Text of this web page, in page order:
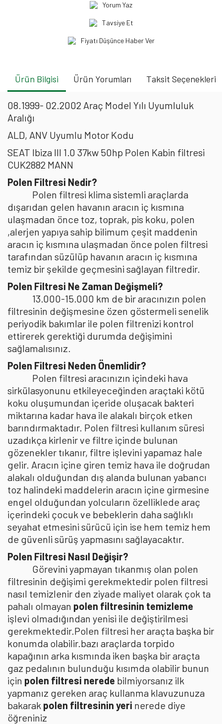
Yorum Yaz
Tavsiye Et
Fiyatı Düşünce Haber Ver
Ürün Bilgisi Ürün Yorumları Taksit Seçenekleri
08.1999- 02.2002 Araç Model Yılı Uyumluluk
Aralığı
ALD, ANV Uyumlu Motor Kodu
SEAT Ibiza III 1.0 37kw 50hp Polen Kabin filtresi
CUK2882 MANN
Polen Filtresi Nedir?
Polen filtresi klima sistemli araçlarda
dışarıdan gelen havanın aracın iç kısmına
ulaşmadan önce toz, toprak, pis koku, polen
,alerjen yapıya sahip bilimum çeşit maddenin
aracın iç kısmına ulaşmadan önce polen filtresi
tarafından süzülüp havanın aracın iç kısmına
temiz bir şekilde geçmesini sağlayan filtredir.
Polen Filtresi Ne Zaman Değişmeli?
13.000-15.000 km de bir aracınızın polen
filtresinin değişmesine özen göstermeli senelik
periyodik bakımlar ile polen filtrenizi kontrol
ettirerek gerektiği durumda değişimini
sağlamalısınız.
Polen Filtresi Neden Önemlidir?
Polen filtresi aracınızın içindeki hava
sirkülasyonunu etkileyeceğinden araçtaki kötü
koku oluşumundan içeride oluşacak bakteri
miktarına kadar hava ile alakalı birçok etken
barındırmaktadır. Polen filtresi kullanım süresi
uzadıkça kirlenir ve filtre içinde bulunan
gözenekler tıkanır, filtre işlevini yapamaz hale
gelir. Aracın içine giren temiz hava ile doğrudan
alakalı olduğundan dış alanda bulunan yabancı
toz halindeki maddelerin aracın içine girmesine
engel olduğundan yolcuların özelliklede araç
içerindeki çocuk ve bebeklerin daha sağlıklı
seyahat etmesini sürücü için ise hem temiz hem
de güvenli sürüş yapmasını sağlayacaktır.
Polen Filtresi Nasıl Değişir?
Görevini yapmayan tıkanmış olan polen
filtresinin değişimi gerekmektedir polen filtresi
nasıl temizlenir den ziyade maliyet olarak çok ta
pahalı olmayan polen filtresinin temizleme
işlevi olmadığından yenisi ile değiştirilmesi
gerekmektedir.Polen filtresi her araçta başka bir
konumda olabilir.bazı araçlarda torpido
kapağının arka kısmında iken başka bir araçta
gaz pedalının bulunduğu kısımda olabilir bunun
için polen filtresi nerede bilmiyorsanız ilk
yapmanız gereken araç kullanma klavuzunuza
bakarak polen filtresinin yeri nerede diye
öğreniniz